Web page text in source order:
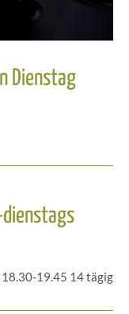
Dienstag
dienstags
18.30-19.45 14 tägig